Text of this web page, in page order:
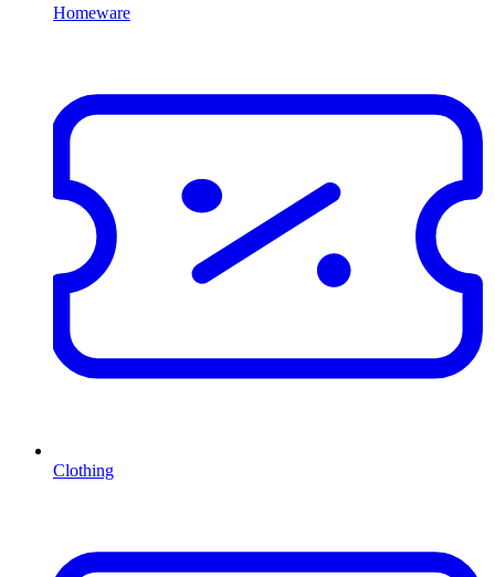
Homeware
Clothing